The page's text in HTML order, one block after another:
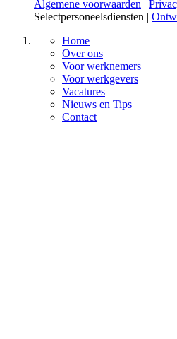
Algemene voorwaarden
Selectpersoneelsdiensten |
Home
Over ons
Voor werknemers
Voor werkgevers
Vacatures
Nieuws en Tips
Contact